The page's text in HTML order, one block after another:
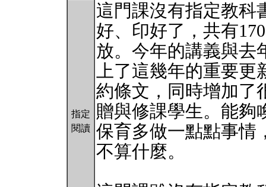
指定
閱讀
這門課沒有指定教科
好、印好了，共有
放。今年的講義與去
上了這幾年的重要更
約條文，同時增加了
贈與修課學生。能夠
保育多做一點點事情
不算什麼。